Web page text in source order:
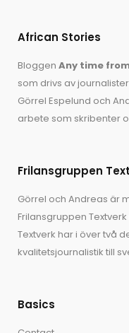
African Stories
Bloggen Any time
som drivs av
Görrel Espelund och
arbete som skribenter
Frilansgruppen
Görrel och Andreas är
Frilansgruppen
Textverk har i över två
kvalitetsjournalistik till
Basics